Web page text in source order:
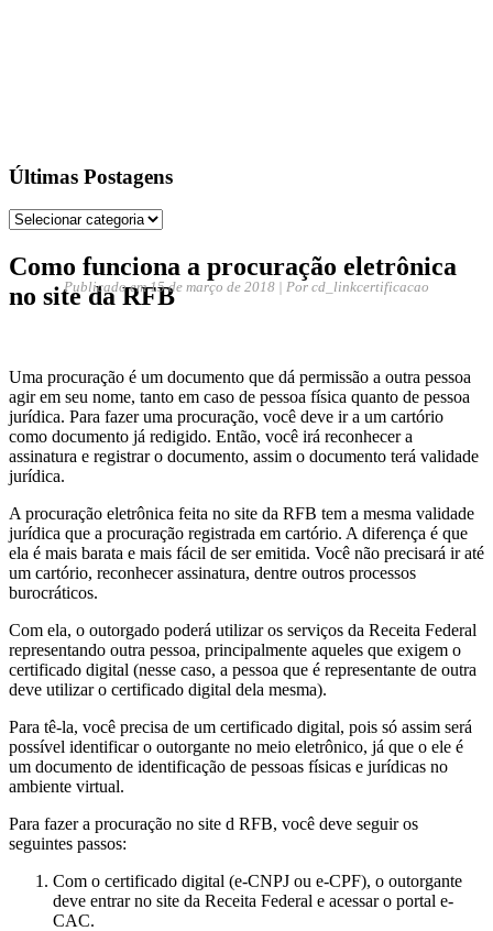
Últimas Postagens
Como funciona a procuração eletrônica
no site da RFB
Publicado em15 de março de 2018 | Por cd_linkcertificacao
Uma procuração é um documento que dá permissão a outra pessoa
agir em seu nome, tanto em caso de pessoa física quanto de pessoa
jurídica. Para fazer uma procuração, você deve ir a um cartório
como documento já redigido. Então, você irá reconhecer a
assinatura e registrar o documento, assim o documento terá validade
jurídica.
A procuração eletrônica feita no site da RFB tem a mesma validade
jurídica que a procuração registrada em cartório. A diferença é que
ela é mais barata e mais fácil de ser emitida. Você não precisará ir até
um cartório, reconhecer assinatura, dentre outros processos
burocráticos.
Com ela, o outorgado poderá utilizar os serviços da Receita Federal
representando outra pessoa, principalmente aqueles que exigem o
certificado digital (nesse caso, a pessoa que é representante de outra
deve utilizar o certificado digital dela mesma).
Para tê-la, você precisa de um certificado digital, pois só assim será
possível identificar o outorgante no meio eletrônico, já que o ele é
um documento de identificação de pessoas físicas e jurídicas no
ambiente virtual.
Para fazer a procuração no site d RFB, você deve seguir os
seguintes passos:
Com o certificado digital (e-CNPJ ou e-CPF), o outorgante
deve entrar no site da Receita Federal e acessar o portal e-
CAC.